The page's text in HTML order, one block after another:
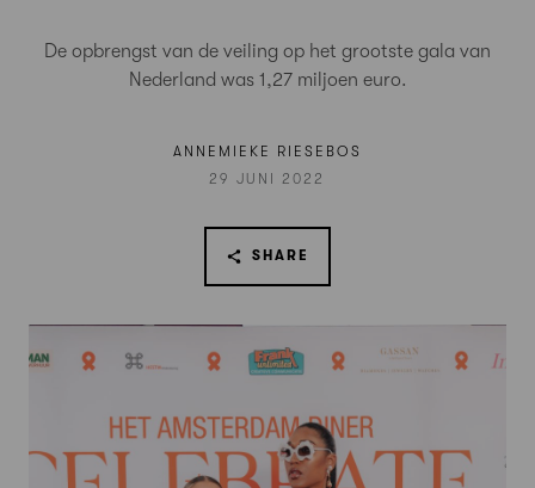
De opbrengst van de veiling op het grootste gala van
Nederland was 1,27 miljoen euro.
ANNEMIEKE RIESEBOS
29 JUNI 2022
SHARE